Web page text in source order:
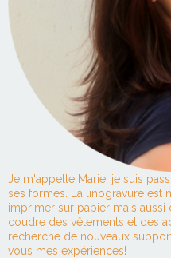
Je m'appelle Marie, je suis
ses formes. La linogravure est
imprimer sur papier mais
coudre des vêtements et des
recherche de nouveaux
vous mes expériences!